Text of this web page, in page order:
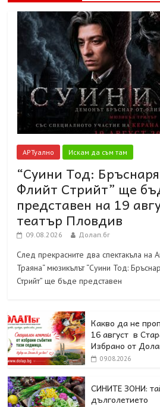
АРТуално Искам да съм там
“Суини Тод:
Флийт Стрийт” ще
представен на 19
театър Пловдив
09.08.2026 Долап.бг
След прекрасните два спектакъла на
Траяна“ мюзикълът “Суини Тод:
Стрийт” ще бъде представен
Какво да не
16 август в
Избрано от
09.08.2026
СИНИТЕ ЗОНИ:
дълголетието